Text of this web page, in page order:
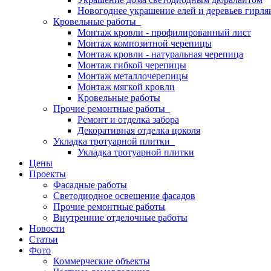
Новогоднее украшение елей и деревьев
Кровельные работы
Монтаж кровли - профилированный лист
Монтаж композитной черепицы
Монтаж кровли - натуральная черепица
Монтаж гибкой черепицы
Монтаж металлочерепицы
Монтаж мягкой кровли
Кровельные работы
Прочие ремонтные работы
Ремонт и отделка забора
Декоративная отделка цоколя
Укладка тротуарной плитки
Укладка тротуарной плитки
Цены
Проекты
Фасадные работы
Светодиодное освещение фасадов
Прочие ремонтные работы
Внутренние отделочные работы
Новости
Статьи
Фото
Коммерческие объекты